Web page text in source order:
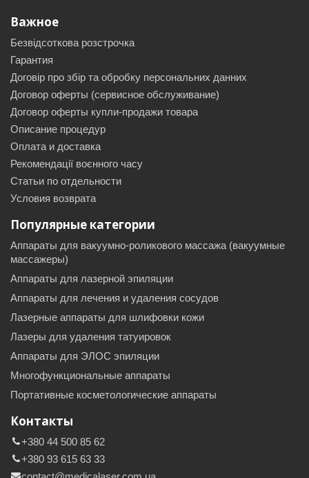
Важное
Безвідсоткова розстрочка
Гарантия
Договір про збір та обробку персональних данних
Договор оферты (сервисное обслуживание)
Договор оферты купли-продажи товара
Описание процедур
Оплата и доставка
Рекомендації воєнного часу
Статьи по отдельности
Условия возврата
Популярные категории
Аппараты для вакуумно-роликового массажа (вакуумные
массажеры)
Аппараты для лазерной эпиляции
Аппараты для лечения и удаления сосудов
Лазерные аппараты для шлифовки кожи
Лазеры для удаления татуировок
Аппараты для ЭЛОС эпиляции
Многофункциональные аппараты
Портативные косметологические аппараты
Контакты
+380 44 500 85 62
+380 93 615 63 33